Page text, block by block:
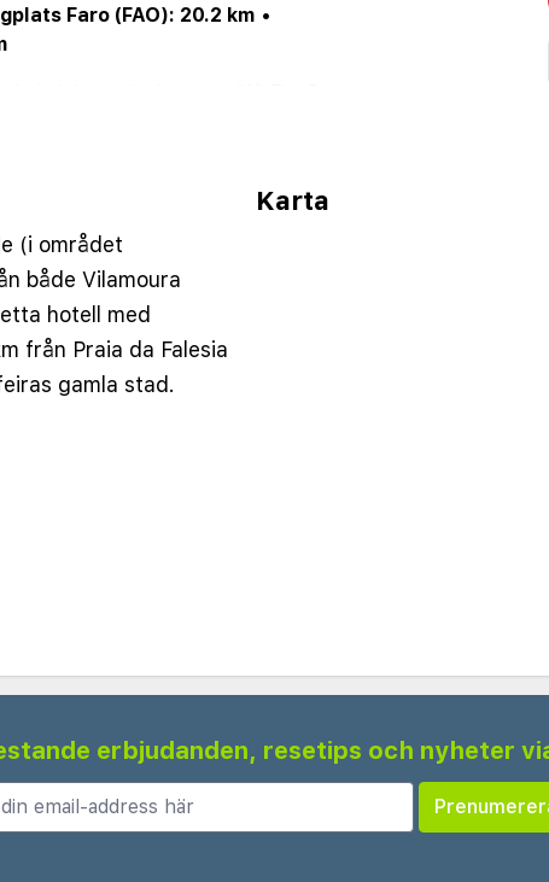
Faro (FAO): 20.2 km •
(i området
både Vilamoura
hotell med
från Praia da Falesia
gamla stad.
Karta
erbjudanden, resetips och nyheter